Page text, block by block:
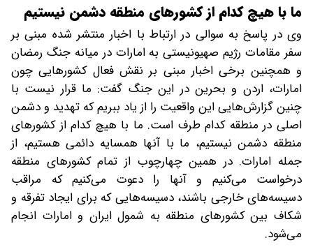
ما با هیچ کدام از کشورهای منطقه دشمن نیستیم
وی در پاسخ به سوالی در ارتباط با اخبار منتشر شده مبنی بر
سفر مقامات رژیم صهیونیستی به امارات در میانه جنگ رمضان
و همچنین برخی اخبار مبنی بر نقش فعال کشورهایی چون
امارات، اردن و بحرین در این جنگ گفت: ما قرار نیست با
چنین گزارش‌هایی این واقعیت را از یاد ببریم که تهدید و دشمن
اصلی در منطقه کدام طرف است. ما با هیچ کدام از کشورهای
منطقه دشمن نیستیم، ما با آنها همسایه دائمی هستیم، از
جمله امارات. در همین چهارچوب از تمام کشورهای منطقه
درخواست می‌کنیم و آنها را دعوت می‌کنیم که مراقب
دسیسه‌های خارجی باشند، دسیسه‌هایی که برای ایجاد تفرقه و
شکاف بین کشورهای منطقه به شمول ایران و امارات انجام
می‌شود.